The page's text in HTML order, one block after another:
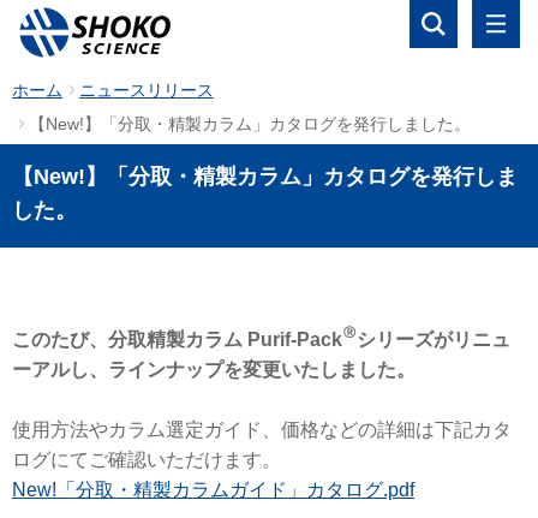
ホーム
ニュースリリース
【New!】「分取・精製カラム」カタログを発行しました。
【New!】「分取・精製カラム」カタログを発行しま
した。
このたび、分取精製カラム Purif-PackⓇ シリーズがリニュ
ーアルし、ラインナップを変更いたしました。
使用方法やカラム選定ガイド、価格などの詳細は下記カタ
ログにてご確認いただけます。
New!「分取・精製カラムガイド」カタログ.pdf